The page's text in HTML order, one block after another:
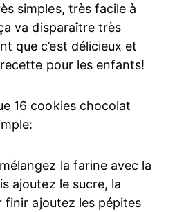
simples, très facile à
va disparaître très
que c’est délicieux et
recette pour les enfants!
16 cookies chocolat
la farine avec la
ajoutez le sucre, la
finir ajoutez les pépites